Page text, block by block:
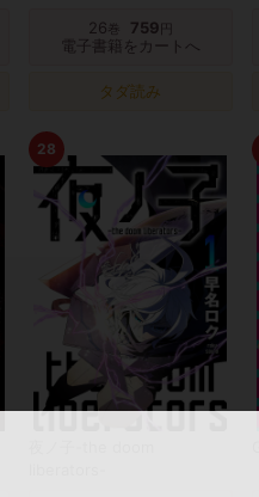
26 巻 759 円
電子書籍をカートへ
タダ読み
28